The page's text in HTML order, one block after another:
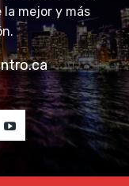
mejor y más